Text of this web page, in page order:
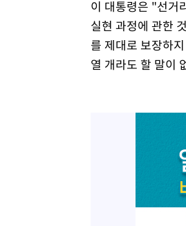
이 대통령은 "선거
실현 과정에 관한
를 제대로 보장하
열 개라도 할 말이